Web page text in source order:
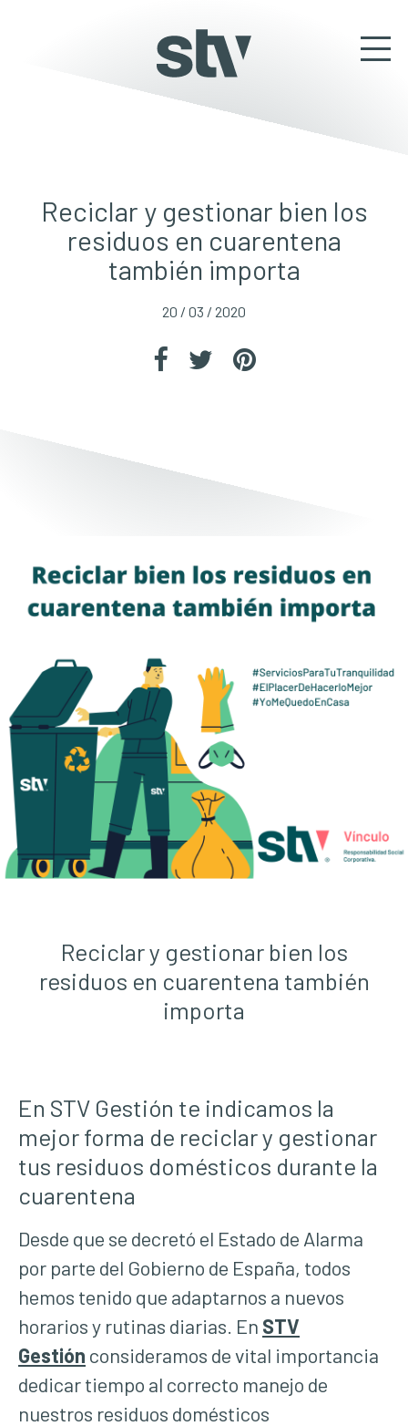
Reciclar y gestionar bien los
residuos en cuarentena
también importa
20 / 03 / 2020
Reciclar y gestionar bien los
residuos en cuarentena también
importa
En STV Gestión te indicamos la
mejor forma de reciclar y gestionar
tus residuos domésticos durante la
cuarentena
Desde que se decretó el Estado de Alarma
por parte del Gobierno de España, todos
hemos tenido que adaptarnos a nuevos
horarios y rutinas diarias. En STV
Gestión consideramos de vital importancia
dedicar tiempo al correcto manejo de
nuestros residuos domésticos